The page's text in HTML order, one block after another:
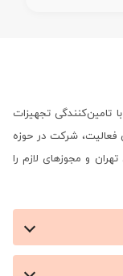
در سال ۱۳۸۹ کار خود را با تامین‌کنندگی تجهیزات
فعالیت، شرکت در حوزه
و مجوزهای لازم را